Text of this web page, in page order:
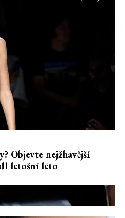
Objevte nejžhavější
letošní léto